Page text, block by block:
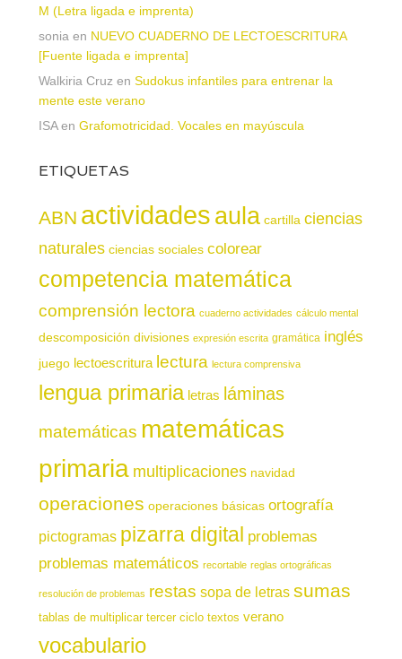
M (Letra ligada e imprenta)
soniaen NUEVO CUADERNO DE LECTOESCRITURA
[Fuente ligada e imprenta]
Walkiria Cruzen Sudokus infantiles para entrenar la
mente este verano
ISAen Grafomotricidad. Vocales en mayúscula
ETIQUETAS
ABN actividadesaula cartilla ciencias
naturales ciencias sociales colorear
competencia matemática
comprensión lectora cuaderno actividades cálculo mental
descomposición divisiones expresión escrita gramática inglés
juego lectoescritura lectura lectura comprensiva
lengua primaria letras láminas
matemáticas matemáticas
primaria multiplicaciones navidad
operaciones operaciones básicas ortografía
pictogramas pizarra digital problemas
problemas matemáticos recortable reglas ortográficas
resolución de problemas restas sopa de letras sumas
tablas de multiplicar tercer ciclo textos verano
vocabulario